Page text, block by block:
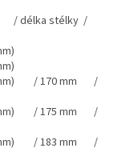
stélky /
mm) / 170 mm /
mm) / 175 mm /
mm) / 183 mm /